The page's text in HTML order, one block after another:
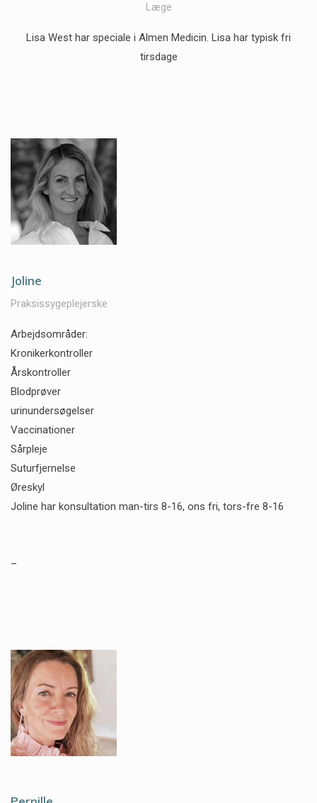
Læge
Lisa West har speciale i Almen Medicin. Lisa har typisk fri
tirsdage
Joline
Praksissygeplejerske
Arbejdsområder:
Kronikerkontroller
Årskontroller
Blodprøver
urinundersøgelser
Vaccinationer
Sårpleje
Suturfjernelse
Øreskyl
Joline har konsultation man-tirs 8-16, ons fri, tors-fre 8-16
–